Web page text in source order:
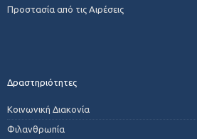
Προστασία από τις Αιρέσεις
Δραστηριότητες
Κοινωνική Διακονία
Φιλανθρωπία